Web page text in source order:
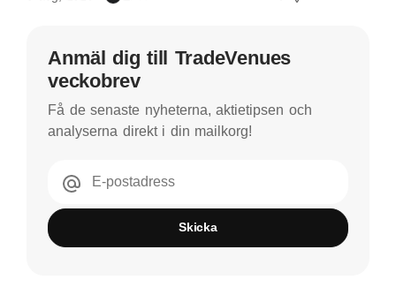
Anmäl dig till TradeVenues
veckobrev
Få de senaste nyheterna, aktietipsen och
analyserna direkt i din mailkorg!
E-postadress
Skicka